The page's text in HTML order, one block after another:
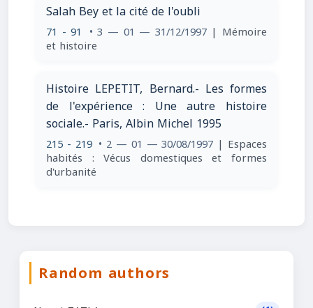
Salah Bey et la cité de l'oubli
71 - 91 • 3 — 01 — 31/12/1997 | Mémoire
et histoire
Histoire LEPETIT, Bernard.- Les formes
de l'expérience : Une autre histoire
sociale.- Paris, Albin Michel 1995
215 - 219 • 2 — 01 — 30/08/1997 | Espaces
habités : Vécus domestiques et formes
d'urbanité
Random authors